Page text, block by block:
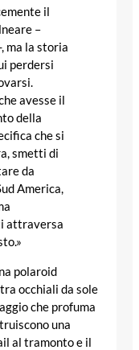
il
–
ma la storia
perdersi
avesse il
della
che si
smetti di
da
America,
attraversa
polaroid
occhiali da sole
che profuma
una
al tramonto e il